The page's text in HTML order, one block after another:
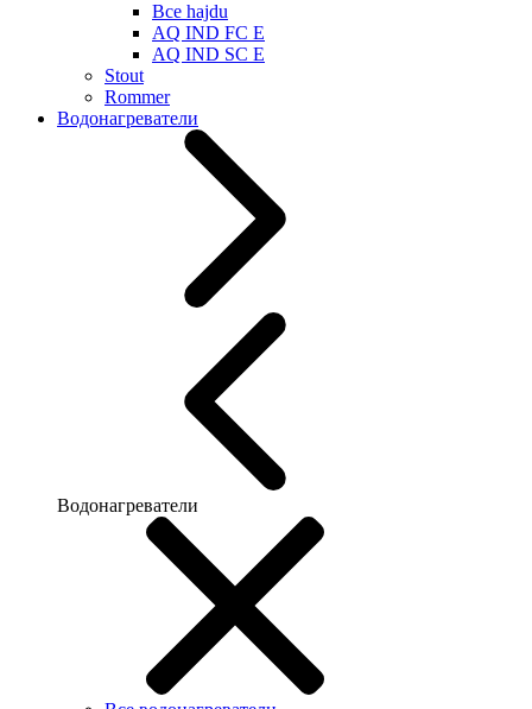
Все hajdu
AQ IND FC E
AQ IND SC E
Stout
Rommer
Водонагреватели
Водонагреватели